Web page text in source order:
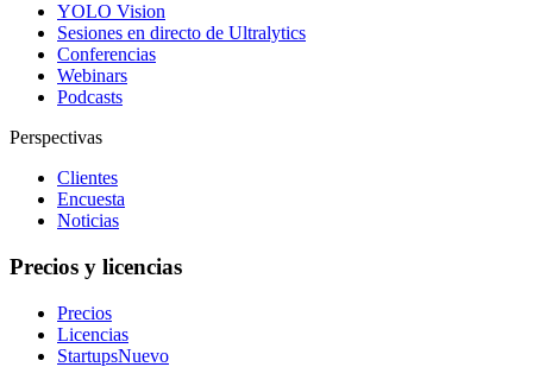
YOLO Vision
Sesiones en directo de Ultralytics
Conferencias
Webinars
Podcasts
Perspectivas
Clientes
Encuesta
Noticias
Precios y licencias
Precios
Licencias
StartupsNuevo